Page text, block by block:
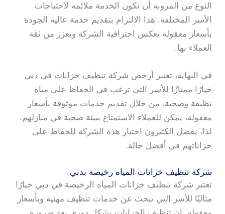
النوع من المرونة أن تكون الخدمة ملائمة لاحتياجات
الأسر المختلفة. هذا الالتزام بتقديم خدمة عالية الجودة
بأسعار معقولة يعكس احترافية الشركة ويعزز من ثقة
العملاء بها.
في النهاية، تعتبر أرخص شركة تنظيف خزانات في دبي
خيارًا ممتازًا للأسر التي ترغب في الحفاظ على مياه
نظيفة وصحية. من خلال تقديم خدمات موثوقة بأسعار
معقولة، يمكن للعملاء الاستمتاع ببيئة صحية في منازلهم.
لذا، يفضل الكثيرون اختيار هذه الشركة للحفاظ على
خزاناتهم في أفضل حالة.
شركة تنظيف خزانات المياه رخيصة بدبي
تعتبر شركة تنظيف خزانات المياه الرخيصة في دبي خيارًا
مثاليًا للأسر التي تبحث عن خدمات تنظيف مهنية وبأسعار